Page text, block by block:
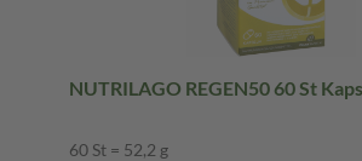
NUTRILAGO REGEN50 60 St
60 St = 52,2 g